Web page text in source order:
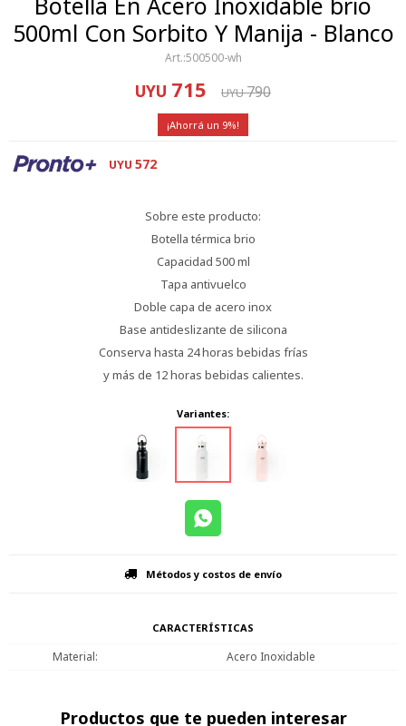
500ml Con Sorbito Y Manija - Blanco
500500-wh
UYU 715 UYU790
9
UYU 572
Sobre este producto:
Botella térmica brio
Capacidad 500 ml
Tapa antivuelco
Doble capa de acero inox
Base antideslizante de silicona
Conserva hasta 24 horas bebidas frías
y más de 12 horas bebidas calientes.
Variantes:
Métodos y costos de envío
CARACTERÍSTICAS
Material Acero Inoxidable
Productos que te pueden interesar